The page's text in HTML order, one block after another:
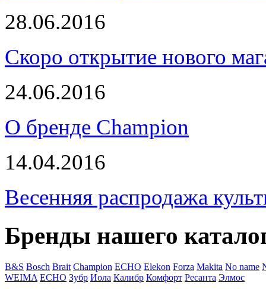
28.06.2016
Скоро открытие нового
24.06.2016
О бренде Champion
14.04.2016
Весенняя распродажа
Бренды нашего
B&S Bosch Brait Champion ECHO Elekon Forza Makita No name
WEIMA ЕСНО Зубр Иола Калибр Комфорт Ресанта Элмос